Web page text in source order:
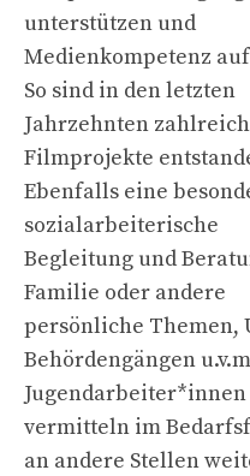
unterstützen und
Medienkompetenz
So sind in den letzten
Jahrzehnten
Filmprojekte
Ebenfalls eine
sozialarbeiterische
Begleitung und
Familie oder andere
persönliche Themen,
Behördengängen
vermitteln im
an andere Stellen